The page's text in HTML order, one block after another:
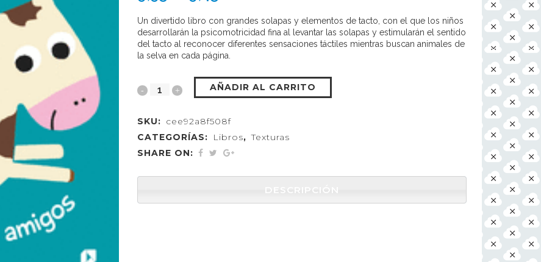
Un divertido libro con grandes solapas y elementos de tacto, con el que los niños
desarrollarán la psicomotricidad fina al levantar las solapas y estimularán el sentido
del tacto al reconocer diferentes sensaciones táctiles mientras buscan animales de
la selva en cada página.
AÑADIR AL CARRITO
SKU: cee92a8f508f
CATEGORÍAS:
Libros, Texturas
SHARE ON:
DESCRIPCIÓN